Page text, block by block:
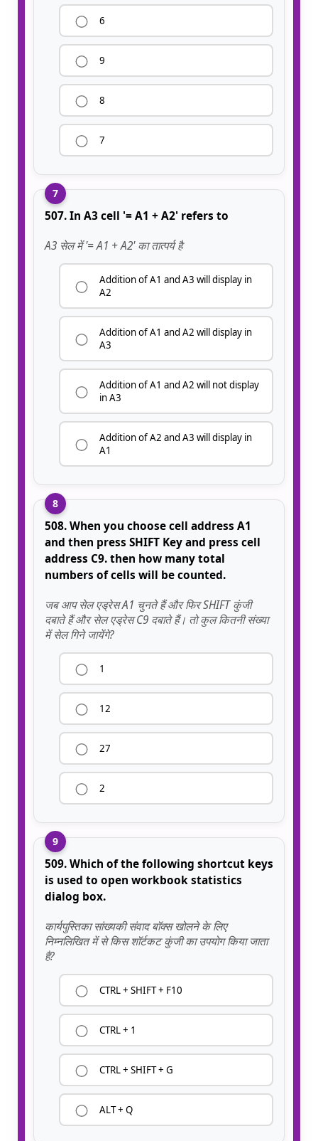
6
9
8
7
7
507. In A3 cell '= A1 + A2' refers to
A3 सेल में '= A1 + A2' का तात्पर्य है
Addition of A1 and A3 will display in
A2
Addition of A1 and A2 will display in
A3
Addition of A1 and A2 will not display
in A3
Addition of A2 and A3 will display in
A1
8
508. When you choose cell address A1
and then press SHIFT Key and press cell
address C9. then how many total
numbers of cells will be counted.
जब आप सेल एड्रेस A1 चुनते हैं और फिर SHIFT कुंजी
दबाते हैं और सेल एड्रेस C9 दबाते हैं। तो कुल कितनी संख्या
में सेल गिने जायेंगे?
1
12
27
2
9
509. Which of the following shortcut keys
is used to open workbook statistics
dialog box.
कार्यपुस्तिका सांख्यकी संवाद बॉक्स खोलने के लिए
निम्नलिखित में से किस शॉर्टकट कुंजी का उपयोग किया जाता
है?
CTRL + SHIFT + F10
CTRL + 1
CTRL + SHIFT + G
ALT + Q